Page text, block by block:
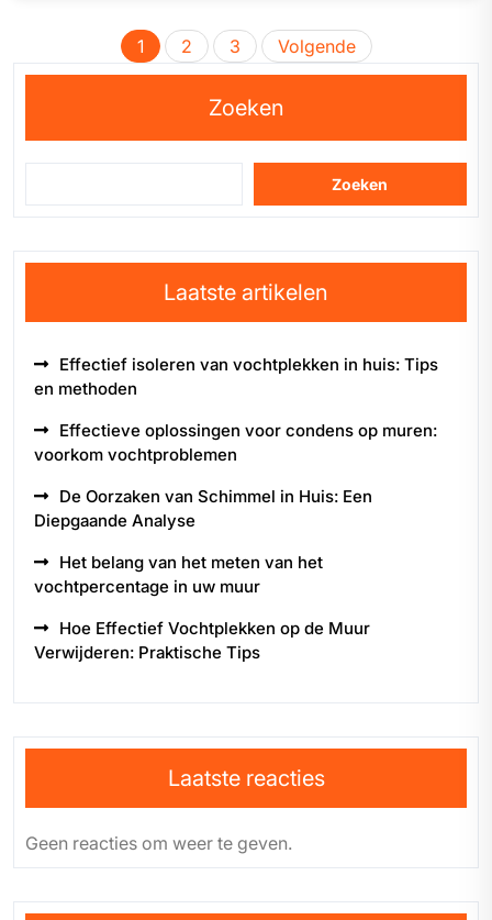
Berichten
paginering
1 2 3 Volgende
Zoeken
Zoeken
Laatste artikelen
Effectief isoleren van vochtplekken in huis: Tips
en methoden
Effectieve oplossingen voor condens op muren:
voorkom vochtproblemen
De Oorzaken van Schimmel in Huis: Een
Diepgaande Analyse
Het belang van het meten van het
vochtpercentage in uw muur
Hoe Effectief Vochtplekken op de Muur
Verwijderen: Praktische Tips
Laatste reacties
Geen reacties om weer te geven.